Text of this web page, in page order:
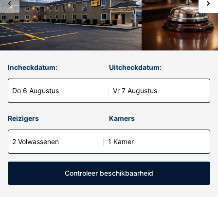
Incheckdatum:
Do 6 Augustus
Uitcheckdatum:
Vr 7 Augustus
Reizigers Kamers
2 Volwassenen 1 Kamer
Controleer beschikbaarheid